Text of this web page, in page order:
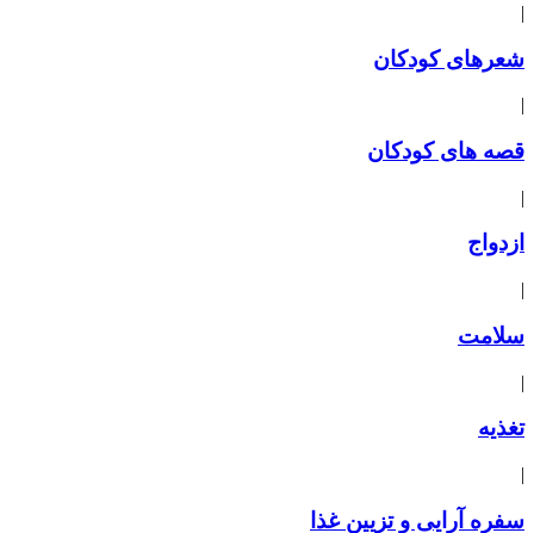
|
شعرهای کودکان
|
قصه های کودکان
|
ازدواج
|
سلامت
|
تغذیه
|
سفره آرایی و تزیین غذا